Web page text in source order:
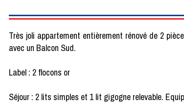
Très joli appartement entièrement rénové de 2
avec un Balcon Sud.
Label : 2 flocons or
Séjour : 2 lits simples et 1 lit gigogne relevable.